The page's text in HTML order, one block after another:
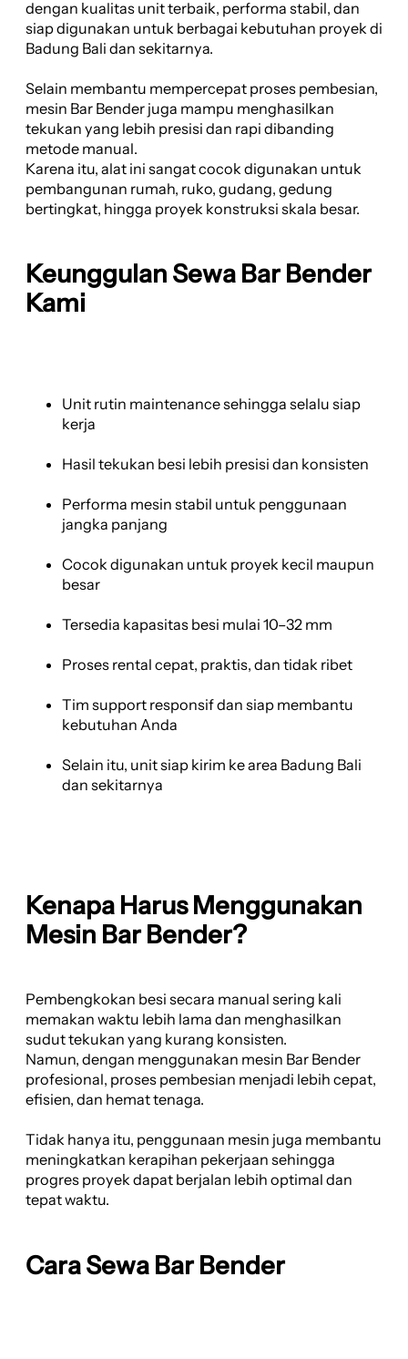
dengan kualitas unit terbaik, performa stabil, dan
siap digunakan untuk berbagai kebutuhan proyek di
Badung Bali dan sekitarnya.
Selain membantu mempercepat proses pembesian,
mesin Bar Bender juga mampu menghasilkan
tekukan yang lebih presisi dan rapi dibanding
metode manual.
Karena itu, alat ini sangat cocok digunakan untuk
pembangunan rumah, ruko, gudang, gedung
bertingkat, hingga proyek konstruksi skala besar.
Keunggulan Sewa Bar Bender
Kami
Unit rutin maintenance sehingga selalu siap
kerja
Hasil tekukan besi lebih presisi dan konsisten
Performa mesin stabil untuk penggunaan
jangka panjang
Cocok digunakan untuk proyek kecil maupun
besar
Tersedia kapasitas besi mulai 10–32 mm
Proses rental cepat, praktis, dan tidak ribet
Tim support responsif dan siap membantu
kebutuhan Anda
Selain itu, unit siap kirim ke area Badung Bali
dan sekitarnya
Kenapa Harus Menggunakan
Mesin Bar Bender?
Pembengkokan besi secara manual sering kali
memakan waktu lebih lama dan menghasilkan
sudut tekukan yang kurang konsisten.
Namun, dengan menggunakan mesin Bar Bender
profesional, proses pembesian menjadi lebih cepat,
efisien, dan hemat tenaga.
Tidak hanya itu, penggunaan mesin juga membantu
meningkatkan kerapihan pekerjaan sehingga
progres proyek dapat berjalan lebih optimal dan
tepat waktu.
Cara Sewa Bar Bender